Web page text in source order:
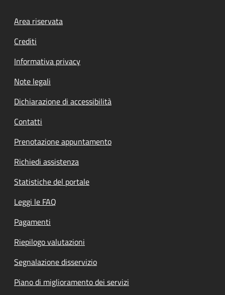
Footer menu
Area riservata
Crediti
Informativa privacy
Note legali
Dichiarazione di accessibilità
Contatti
Prenotazione appuntamento
Richiedi assistenza
Statistiche del portale
Leggi le FAQ
Pagamenti
Riepilogo valutazioni
Segnalazione disservizio
Piano di miglioramento dei servizi